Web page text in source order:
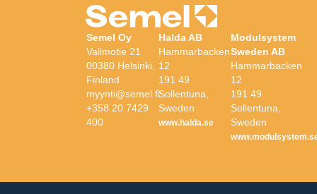
Semel Oy
Valimotie 21
00380 Helsinki,
Finland
myynti@semel.fi
+358 20 7429
400
Halda AB
Hammarbacken
12
191 49
Sollentuna,
Sweden
www.halda.se
Modulsystem
Sweden AB
Hammarbacken
12
191 49
Sollentuna,
Sweden